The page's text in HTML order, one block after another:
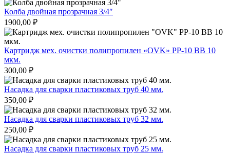
Колба двойная прозрачная 3/4″
1900,00 ₽
Картридж мех. очистки полипропилен «OVK» PP-10 BB 10
мкм.
300,00 ₽
Насадка для сварки пластиковых труб 40 мм.
350,00 ₽
Насадка для сварки пластиковых труб 32 мм.
250,00 ₽
Насадка для сварки пластиковых труб 25 мм.